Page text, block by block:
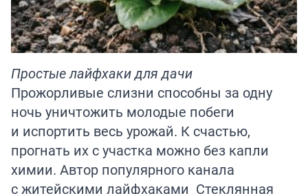
Простые лайфхаки для дачи
Прожорливые слизни способны за одну
ночь уничтожить молодые побеги
и испортить весь урожай. К счастью,
прогнать их с участка можно без капли
химии. Автор популярного канала
с житейскими лайфхаками Стеклянная